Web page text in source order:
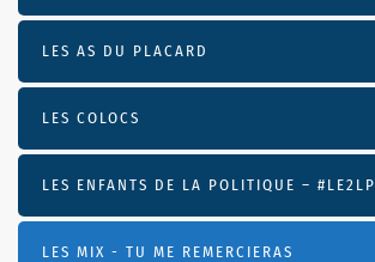
LES AS DU PLACARD
LES COLOCS
LES ENFANTS DE LA POLITIQUE – #LE2LP
LES MIX - TU ME REMERCIERAS